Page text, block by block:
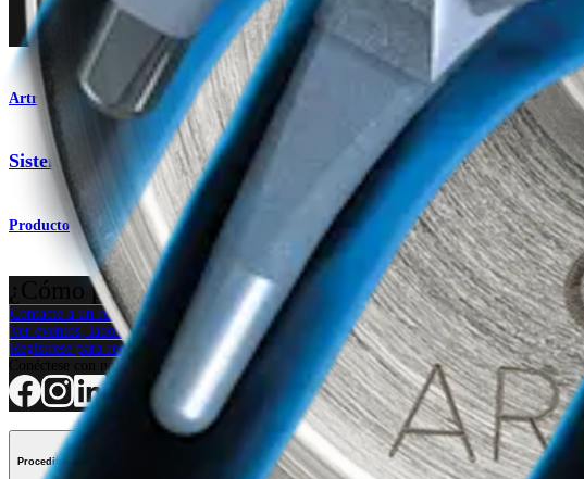
Artroplastia de hombro
Sistema total para el hombro Univers Revers™
Producto
¿Cómo podemos ayudarlo?
Contacte a un representante
Ver eventos, laboratorios y oportunidades educativas
Regístrese para recibir: ¿Qué hay de nuevo en Arthrex?
Conéctese con nosotros
Procedimiento